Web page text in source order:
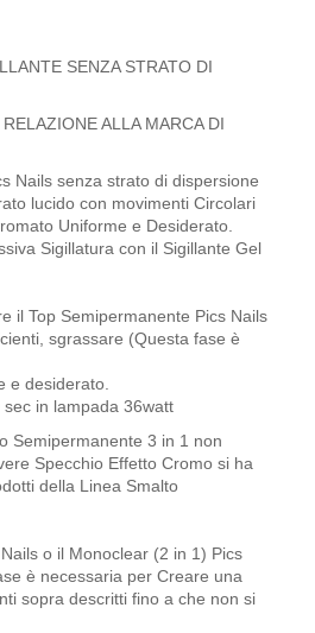
SENZA STRATO DI
ALLA MARCA DI
Nails senza strato di dispersione
lucido con movimenti Circolari
Uniforme e Desiderato.
Sigillatura con il Sigillante Gel
il Top Semipermanente Pics Nails
sgrassare (Questa fase è
e desiderato.
in lampada 36watt
Semipermanente 3 in 1 non
Specchio Effetto Cromo si ha
della Linea Smalto
o il Monoclear (2 in 1) Pics
è necessaria per Creare una
sopra descritti fino a che non si